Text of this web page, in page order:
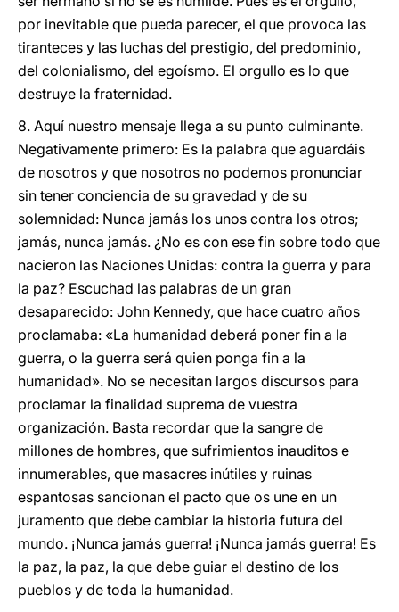
por inevitable que pueda parecer, el que provoca las
tiranteces y las luchas del prestigio, del predominio,
del colonialismo, del egoísmo. El orgullo es lo que
destruye la fraternidad.
8. Aquí nuestro mensaje llega a su punto culminante.
Negativamente primero: Es la palabra que aguardáis
de nosotros y que nosotros no podemos pronunciar
sin tener conciencia de su gravedad y de su
solemnidad: Nunca jamás los unos contra los otros;
jamás, nunca jamás. ¿No es con ese fin sobre todo que
nacieron las Naciones Unidas: contra la guerra y para
la paz? Escuchad las palabras de un gran
desaparecido: John Kennedy, que hace cuatro años
proclamaba: «La humanidad deberá poner fin a la
guerra, o la guerra será quien ponga fin a la
humanidad». No se necesitan largos discursos para
proclamar la finalidad suprema de vuestra
organización. Basta recordar que la sangre de
millones de hombres, que sufrimientos inauditos e
innumerables, que masacres inútiles y ruinas
espantosas sancionan el pacto que os une en un
juramento que debe cambiar la historia futura del
mundo. ¡Nunca jamás guerra! ¡Nunca jamás guerra! Es
la paz, la paz, la que debe guiar el destino de los
pueblos y de toda la humanidad.